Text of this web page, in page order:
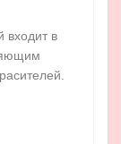
входит в